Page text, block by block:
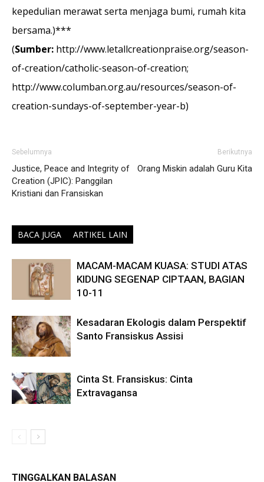
kepedulian merawat serta menjaga bumi, rumah kita
bersama.)***
(Sumber: http://www.letallcreationpraise.org/season-
of-creation/catholic-season-of-creation;
http://www.columban.org.au/resources/season-of-
creation-sundays-of-september-year-b)
Sebelumnya
Justice, Peace and Integrity of
Creation (JPIC): Panggilan
Kristiani dan Fransiskan
Berikutnya
Orang Miskin adalah Guru Kita
BACA JUGA ARTIKEL LAIN
MACAM-MACAM KUASA: STUDI ATAS
KIDUNG SEGENAP CIPTAAN, BAGIAN
10-11
Kesadaran Ekologis dalam Perspektif
Santo Fransiskus Assisi
Cinta St. Fransiskus: Cinta
Extravagansa
TINGGALKAN BALASAN